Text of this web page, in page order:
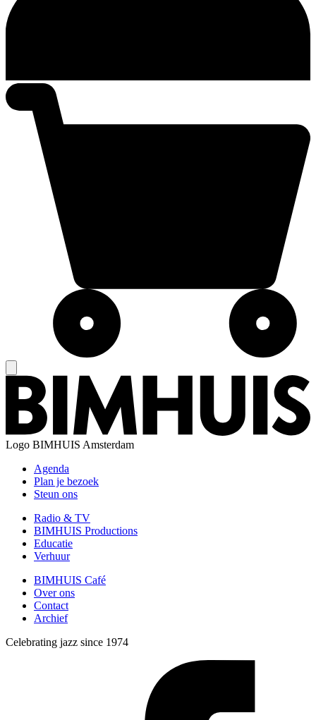
Logo BIMHUIS Amsterdam
Agenda
Plan je bezoek
Steun ons
Radio & TV
BIMHUIS Productions
Educatie
Verhuur
BIMHUIS Café
Over ons
Contact
Archief
Celebrating jazz since 1974